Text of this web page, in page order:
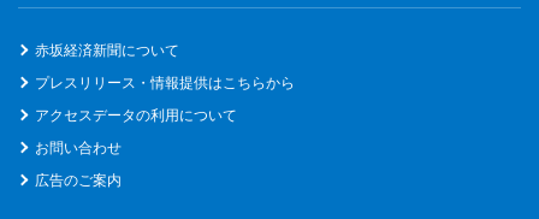
赤坂経済新聞について
プレスリリース・情報提供はこちらから
アクセスデータの利用について
お問い合わせ
広告のご案内